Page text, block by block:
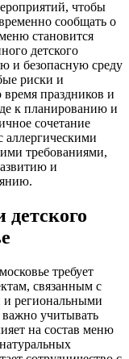
чтобы
сообщать о
становится
детского
и безопасную среду
риски и
праздников и
к планированию и
сочетание
аллергическими
требованиями,
и
детского
требует
связанным с
и региональными
учитывать
на состав меню